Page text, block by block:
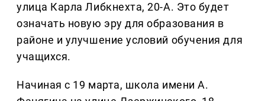
улица Карла Либкнехта, 20-А. Это будет
означать новую эру для образования в
районе и улучшение условий обучения для
учащихся.
Начиная с 19 марта, школа имени А.